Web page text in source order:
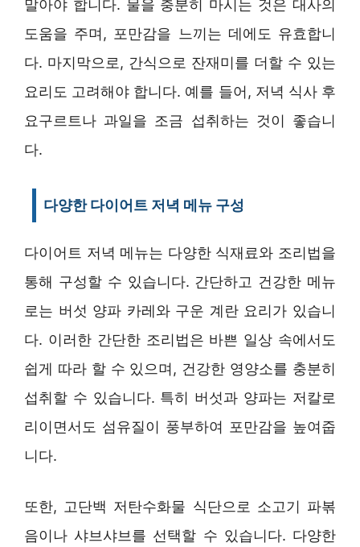
말아야 합니다. 물을 충분히 마시는 것은 대사의
도움을 주며, 포만감을 느끼는 데에도 유효합니
다. 마지막으로, 간식으로 잔재미를 더할 수 있는
요리도 고려해야 합니다. 예를 들어, 저녁 식사 후
요구르트나 과일을 조금 섭취하는 것이 좋습니
다.
다양한 다이어트 저녁 메뉴 구성
다이어트 저녁 메뉴는 다양한 식재료와 조리법을
통해 구성할 수 있습니다. 간단하고 건강한 메뉴
로는 버섯 양파 카레와 구운 계란 요리가 있습니
다. 이러한 간단한 조리법은 바쁜 일상 속에서도
쉽게 따라 할 수 있으며, 건강한 영양소를 충분히
섭취할 수 있습니다. 특히 버섯과 양파는 저칼로
리이면서도 섬유질이 풍부하여 포만감을 높여줍
니다.
또한, 고단백 저탄수화물 식단으로 소고기 파볶
음이나 샤브샤브를 선택할 수 있습니다. 다양한